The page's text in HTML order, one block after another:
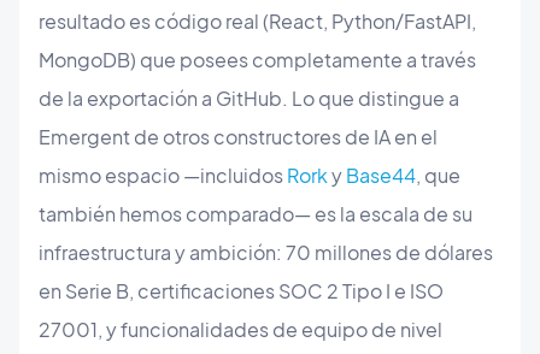
resultado es código real (React, Python/FastAPI,
MongoDB) que posees completamente a través
de la exportación a GitHub. Lo que distingue a
Emergent de otros constructores de IA en el
mismo espacio —incluidosRorkyBase44, que
también hemos comparado— es la escala de su
infraestructura y ambición: 70 millones de dólares
en Serie B, certificaciones SOC 2 Tipo I e ISO
27001, y funcionalidades de equipo de nivel